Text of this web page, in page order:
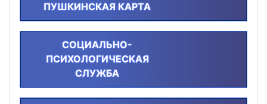
ПУШКИНСКАЯ КАРТА
СОЦИАЛЬНО-
ПСИХОЛОГИЧЕСКАЯ
СЛУЖБА